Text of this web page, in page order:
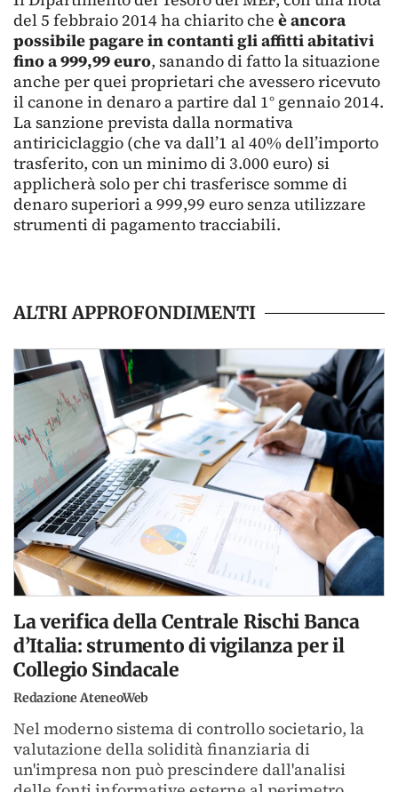
del 5 febbraio 2014 ha chiarito che è ancora
possibile pagare in contanti gli affitti abitativi
fino a 999,99 euro, sanando di fatto la situazione
anche per quei proprietari che avessero ricevuto
il canone in denaro a partire dal 1° gennaio 2014.
La sanzione prevista dalla normativa
antiriciclaggio (che va dall’1 al 40% dell’importo
trasferito, con un minimo di 3.000 euro) si
applicherà solo per chi trasferisce somme di
denaro superiori a 999,99 euro senza utilizzare
strumenti di pagamento tracciabili.
ALTRI APPROFONDIMENTI
La verifica della Centrale Rischi Banca
d’Italia: strumento di vigilanza per il
Collegio Sindacale
Redazione AteneoWeb
Nel moderno sistema di controllo societario, la
valutazione della solidità finanziaria di
un'impresa non può prescindere dall'analisi